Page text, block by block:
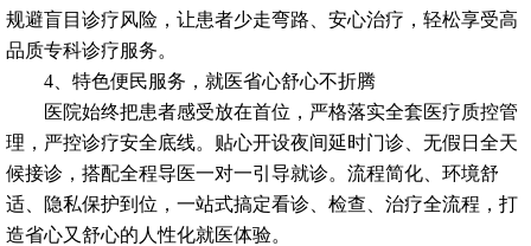
规避盲目诊疗风险，让患者少走弯路、安心治疗，轻松享受高
品质专科诊疗服务。
4、特色便民服务，就医省心舒心不折腾
医院始终把患者感受放在首位，严格落实全套医疗质控管
理，严控诊疗安全底线。贴心开设夜间延时门诊、无假日全天
候接诊，搭配全程导医一对一引导就诊。流程简化、环境舒
适、隐私保护到位，一站式搞定看诊、检查、治疗全流程，打
造省心又舒心的人性化就医体验。